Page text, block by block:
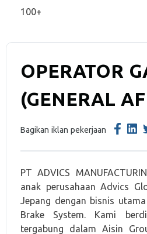
100+
OPERATOR
(GENERAL
Bagikan iklan pekerjaan
PT ADVICS
anak perusahaan Advics
Jepang dengan bisnis
Brake System. Kami
tergabung dalam Aisin